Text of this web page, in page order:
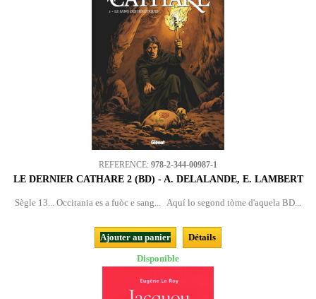
REFERENCE: 978-2-344-00987-1
LE DERNIER CATHARE 2 (BD) - A. DELALANDE, E. LAMBERT
Sègle 13... Occitania es a fuòc e sang... Aquí lo segond tòme d'aquela BD...
Ajouter au panier
Détails
Disponible